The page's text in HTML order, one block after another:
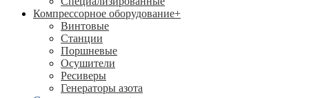
Компрессорное оборудование+
Винтовые
Станции
Поршневые
Осушители
Ресиверы
Генераторы азота